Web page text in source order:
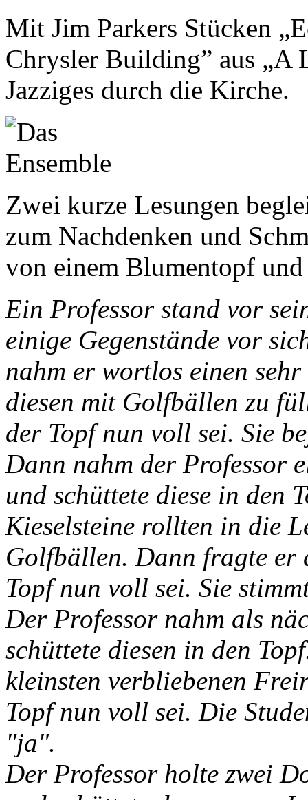
Mit Jim Parkers Stücken
Chrysler Building” aus „A
Jazziges durch die Kirche.
Zwei kurze Lesungen
zum Nachdenken und
von einem Blumentopf
Ein Professor stand vor
einige Gegenstände vor
nahm er wortlos einen
diesen mit Golfbällen zu
der Topf nun voll sei. Sie
Dann nahm der Professor
und schüttete diese in den
Kieselsteine rollten in die
Golfbällen. Dann fragte er
Topf nun voll sei. Sie
Der Professor nahm als
schüttete diesen in den
kleinsten verbliebenen
Topf nun voll sei. Die
"ja".
Der Professor holte zwei